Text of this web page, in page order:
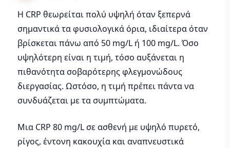
Η CRP θεωρείται πολύ υψηλή όταν ξεπερνά
σημαντικά τα φυσιολογικά όρια, ιδιαίτερα όταν
βρίσκεται πάνω από 50 mg/L ή 100 mg/L. Όσο
υψηλότερη είναι η τιμή, τόσο αυξάνεται η
πιθανότητα σοβαρότερης φλεγμονώδους
διεργασίας. Ωστόσο, η τιμή πρέπει πάντα να
συνδυάζεται με τα συμπτώματα.
Μια CRP 80 mg/L σε ασθενή με υψηλό πυρετό,
ρίγος, έντονη κακουχία και αναπνευστικά